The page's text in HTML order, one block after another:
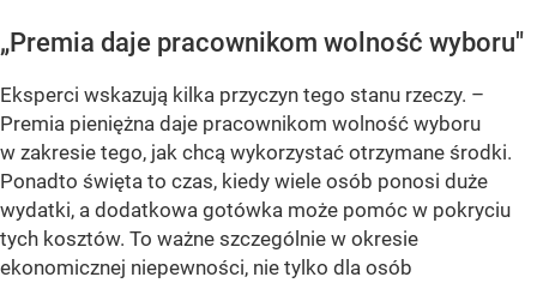
„Premia daje pracownikom wolność wyboru"
Eksperci wskazują kilka przyczyn tego stanu rzeczy. –
Premia pieniężna daje pracownikom wolność wyboru
w zakresie tego, jak chcą wykorzystać otrzymane środki.
Ponadto święta to czas, kiedy wiele osób ponosi duże
wydatki, a dodatkowa gotówka może pomóc w pokryciu
tych kosztów. To ważne szczególnie w okresie
ekonomicznej niepewności, nie tylko dla osób